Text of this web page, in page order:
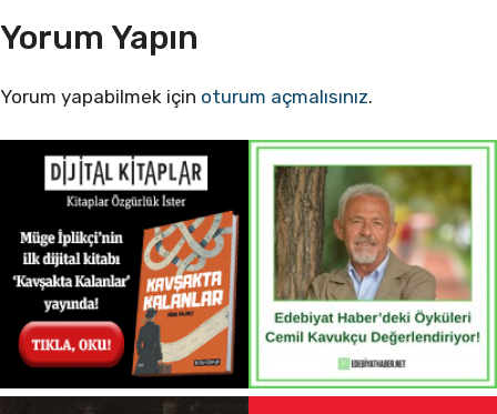
Yorum Yapın
Yorum yapabilmek için oturum açmalısınız.